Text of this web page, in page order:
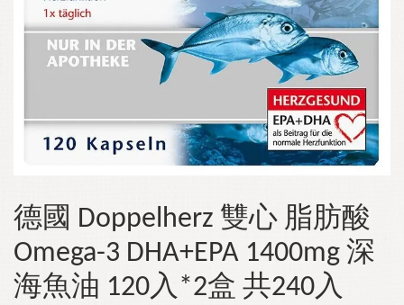
德國 Doppelherz 雙心 脂肪酸
Omega-3 DHA+EPA 1400mg 深
海魚油 120入*2盒 共240入